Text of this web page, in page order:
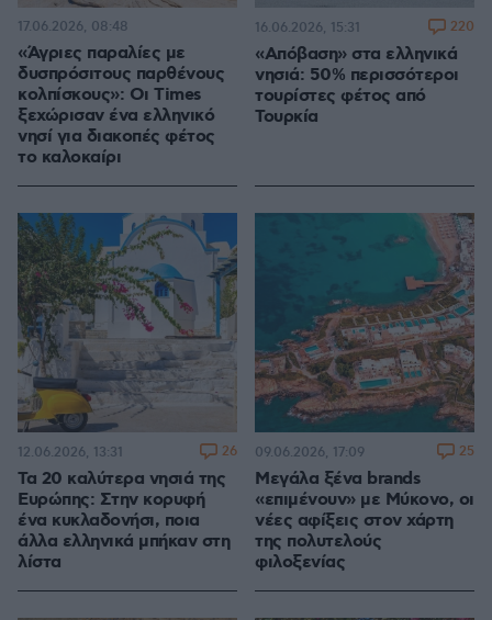
«Άγριες παραλίες με
δυσπρόσιτους παρθένους
κολπίσκους»: Οι Times
ξεχώρισαν ένα ελληνικό
νησί για διακοπές φέτος
το καλοκαίρι
17.06.2026, 08:48
«Απόβαση» στα ελληνικά
νησιά: 50% περισσότεροι
τουρίστες φέτος από
Τουρκία
16.06.2026, 15:31 220
Τα 20 καλύτερα νησιά της
Ευρώπης: Στην κορυφή
ένα κυκλαδονήσι, ποια
άλλα ελληνικά μπήκαν στη
λίστα
12.06.2026, 13:31 26
Μεγάλα ξένα brands
«επιμένουν» με Μύκονο, οι
νέες αφίξεις στον χάρτη
της πολυτελούς
φιλοξενίας
09.06.2026, 17:09 25